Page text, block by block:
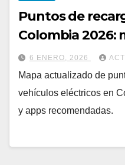
Puntos de
Colombia 2026:
6 ENERO, 2026
Mapa actualizado de
vehículos eléctricos en
y apps recomendadas.